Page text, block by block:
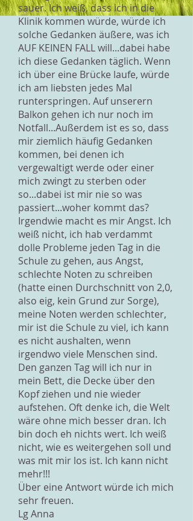
sauer. Ich weiß, dass ich in die
Klinik kommen würde, würde ich
solche Gedanken äußere, was ich
AUF KEINEN FALL will...dabei habe
ich diese Gedanken täglich. Wenn
ich über eine Brücke laufe, würde
ich am liebsten jedes Mal
runterspringen. Auf unserern
Balkon gehen ich nur noch im
Notfall...Außerdem ist es so, dass
mir ziemlich häufig Gedanken
kommen, bei denen ich
vergewaltigt werde oder einer
mich zwingt zu sterben oder
so...dabei ist mir nie so was
passiert...woher kommt das?
Irgendwie macht es mir Angst. Ich
weiß nicht, ich hab verdammt
dolle Probleme jeden Tag in die
Schule zu gehen, aus Angst,
schlechte Noten zu schreiben
(hatte einen Durchschnitt von 2,0,
also eig, kein Grund zur Sorge),
meine Noten werden schlechter,
mir ist die Schule zu viel, ich kann
es nicht aushalten, wenn
irgendwo viele Menschen sind.
Den ganzen Tag will ich nur in
mein Bett, die Decke über den
Kopf ziehen und nie wieder
aufstehen. Oft denke ich, die Welt
wäre ohne mich besser dran. Ich
bin doch eh nichts wert. Ich weiß
nicht, wie es weitergehen soll und
was mit mir los ist. Ich kann nicht
mehr!!!
Über eine Antwort würde ich mich
sehr freuen.
Lg Anna